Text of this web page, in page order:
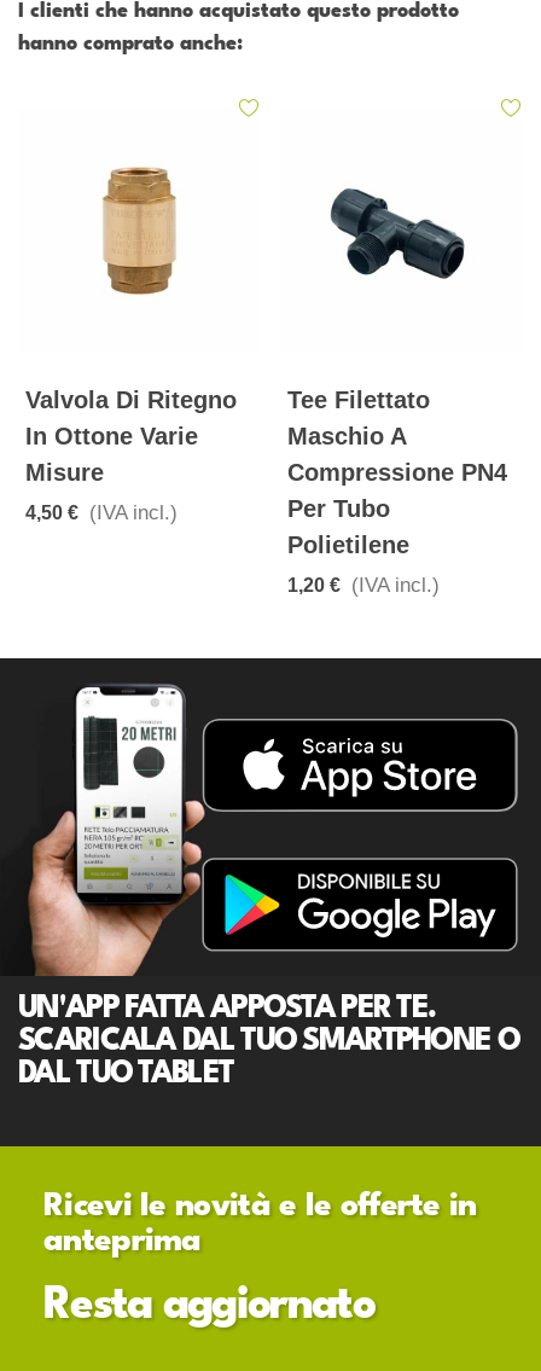
I clienti che hanno acquistato questo prodotto
hanno comprato anche:
Valvola Di Ritegno
In Ottone Varie
Misure
4,50 € (IVA incl.)
Tee Filettato
Maschio A
Compressione PN4
Per Tubo
Polietilene
1,20 € (IVA incl.)
UN'APP FATTA APPOSTA PER TE.
SCARICALA DAL TUO SMARTPHONE O
DAL TUO TABLET
Ricevi le novità e le offerte in
anteprima
Resta aggiornato